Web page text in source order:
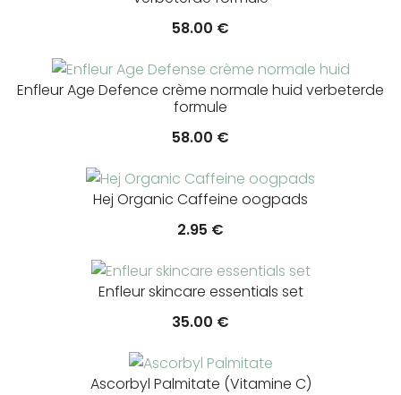
58.00 €
Enfleur Age Defence crème normale huid verbeterde
formule
58.00 €
Hej Organic Caffeine oogpads
2.95 €
Enfleur skincare essentials set
35.00 €
Ascorbyl Palmitate (Vitamine C)